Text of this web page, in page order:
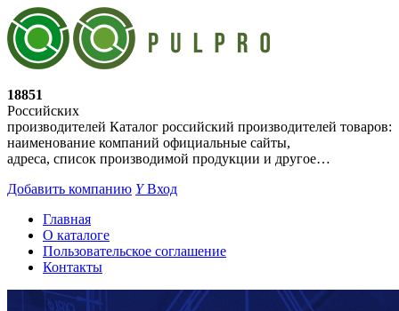
18851
Российских
производителей Каталог российский производителей товаров:
наименование компаний официальные сайты,
адреса, список производимой продукции и другое…
Добавить компанию YВход
Главная
О каталоге
Пользовательское соглашение
Контакты